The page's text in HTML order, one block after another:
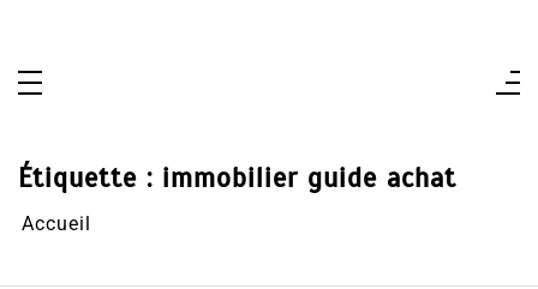
Étiquette : immobilier guide achat
Accueil